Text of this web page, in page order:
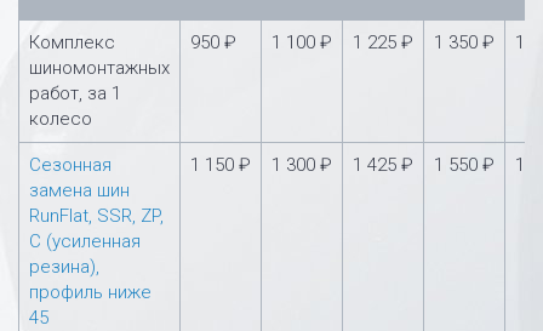
Комплекс
шиномонтажных
работ, за 1
колесо
950 ₽ 1 100 ₽ 1 225 ₽ 1 350 ₽ 1
Сезонная
замена шин
RunFlat, SSR, ZP,
С (усиленная
резина),
профиль ниже
45
1 150 ₽ 1 300 ₽ 1 425 ₽ 1 550 ₽ 1